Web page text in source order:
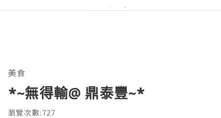
美食
*~無得輸@ 鼎泰豐~*
瀏覽次數:727